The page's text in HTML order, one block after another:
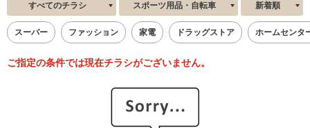
すべてのチラシ スポーツ用品・自転車 新着順
スーパー ファッション 家電 ドラッグストア ホームセンタ
ご指定の条件では現在チラシがございません。